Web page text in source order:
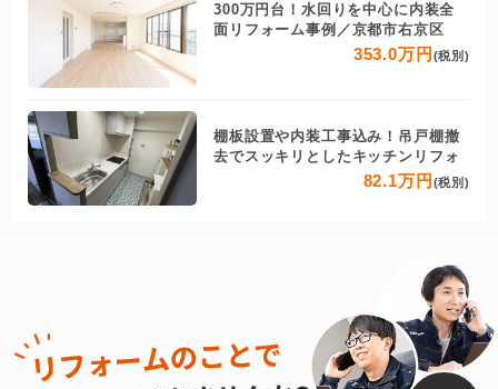
300万円台！水回りを中心に内装全
面リフォーム事例／京都市右京区
353.0万円 (税別)
棚板設置や内装工事込み！吊戸棚撤
去でスッキリとしたキッチンリフォ
82.1万円 (税別)